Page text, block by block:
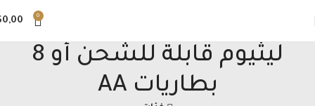
0
0,00
ليثيوم قابلة للشحن أو 8
بطاريات AA